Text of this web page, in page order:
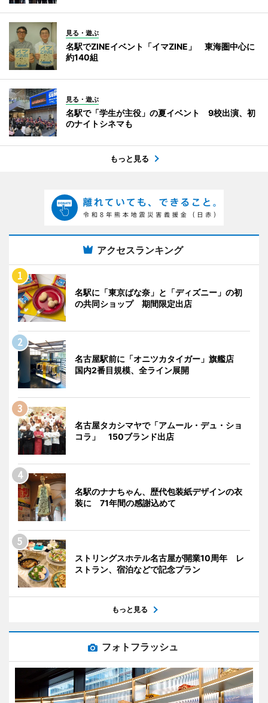
見る・遊ぶ
名駅でZINEイベント「イマZINE」 東海圏中心に
約140組
見る・遊ぶ
名駅で「学生が主役」の夏イベント 9校出演、初
のナイトシネマも
もっと見る
アクセスランキング
名駅に「東京ばな奈」と「ディズニー」の初
の共同ショップ 期間限定出店
名古屋駅前に「オニツカタイガー」旗艦店
国内2番目規模、全ライン展開
名古屋タカシマヤで「アムール・デュ・ショ
コラ」 150ブランド出店
名駅のナナちゃん、歴代包装紙デザインの衣
装に 71年間の感謝込めて
ストリングスホテル名古屋が開業10周年 レ
ストラン、宿泊などで記念プラン
もっと見る
フォトフラッシュ